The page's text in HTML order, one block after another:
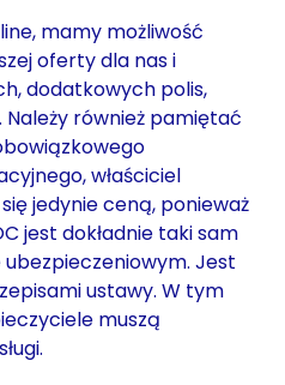
mamy możliwość
oferty dla nas i
dodatkowych polis,
również pamiętać
właściciel
jedynie ceną, ponieważ
jest dokładnie taki sam
Jest
ustawy. W tym
muszą